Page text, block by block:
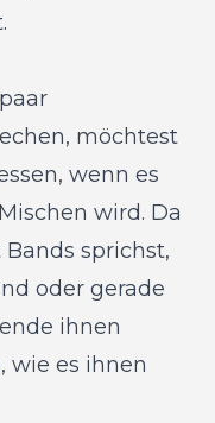
möchtest
wenn es
wird. Da
sprichst,
oder gerade
ihnen
wie es ihnen